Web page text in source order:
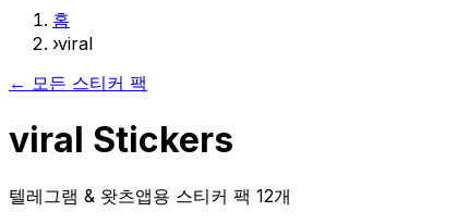
홈
›viral
← 모든 스티커 팩
viral Stickers
텔레그램 & 왓츠앱용 스티커 팩 12개